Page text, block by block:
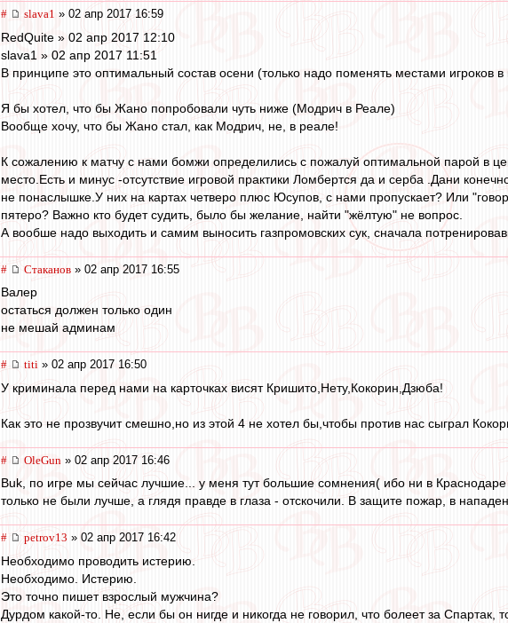
# slava1 » 02 апр 2017 16:59
RedQuite » 02 апр 2017 12:10
slava1 » 02 апр 2017 11:51
В принципе это оптимальный состав осени (только надо поменять местами
Я бы хотел, что бы Жано попробовали чуть ниже (Модрич в Реале)
Вообще хочу, что бы Жано стал, как Модрич, не, в реале!
К сожалению к матчу с нами бомжи определились с пожалуй оптимальной парой в
место.Есть и минус -отсутствие игровой практики Ломбертся да и серба .Дани
не понаслышке.У них на картах четверо плюс Юсупов, с нами пропускает? Или
пятеро? Важно кто будет судить, было бы желание, найти "жёлтую" не вопрос.
А вообше надо выходить и самим выносить газпромовских сук, сначала
# Cтаканов » 02 апр 2017 16:55
Валер
остаться должен только один
не мешай админам
# titi » 02 апр 2017 16:50
У криминала перед нами на карточках висят Кришито,Нету,Кокорин,Дзюба!
Как это не прозвучит смешно,но из этой 4 не хотел бы,чтобы против нас сыграл
# OleGun » 02 апр 2017 16:46
Buk, по игре мы сейчас лучшие... у меня тут большие сомнения( ибо ни в
только не были лучше, а глядя правде в глаза - отскочили. В защите пожар, в
# petrov13 » 02 апр 2017 16:42
Необходимо проводить истерию.
Необходимо. Истерию.
Это точно пишет взрослый мужчина?
Дурдом какой-то. Не, если бы он нигде и никогда не говорил, что болеет за Спартак,